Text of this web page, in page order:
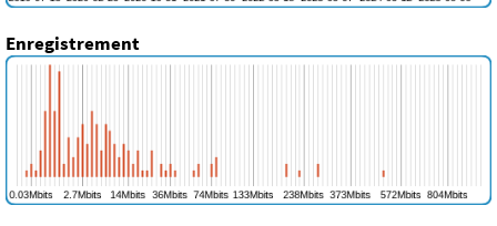
Enregistrement